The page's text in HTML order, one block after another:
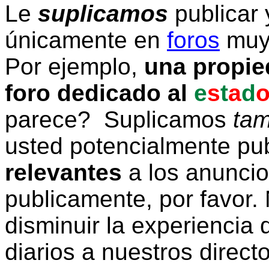
Le suplicamos publicar
únicamente en foros
Por ejemplo, una
foro dedicado al estad
parece? Suplicamos
usted potencialmente
relevantes a los
publicamente, por
disminuir la experiencia
diarios a nuestros